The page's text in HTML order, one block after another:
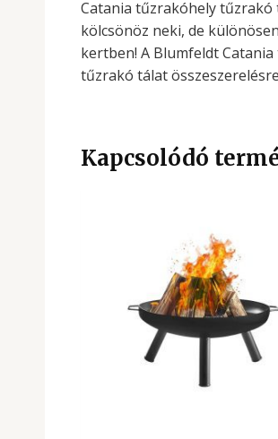
Catania tűzrakóhely tűzrakó
kölcsönöz neki, de
kertben! A Blumfeldt
tűzrakó tálat
Kapcsolódó